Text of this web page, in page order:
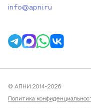
info@apni.ru
© АПНИ 2014-2026
Политика